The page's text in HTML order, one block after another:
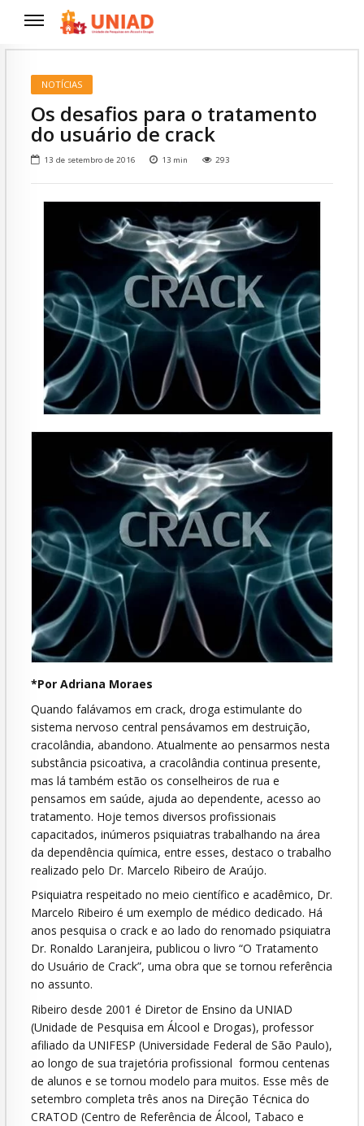
NOTÍCIAS
Os desafios para o tratamento
do usuário de crack
13 de setembro de 2016 13 min 293
*Por Adriana Moraes
Quando falávamos em crack, droga estimulante do
sistema nervoso central pensávamos em destruição,
cracolândia, abandono. Atualmente ao pensarmos nesta
substância psicoativa, a cracolândia continua presente,
mas lá também estão os conselheiros de rua e
pensamos em saúde, ajuda ao dependente, acesso ao
tratamento. Hoje temos diversos profissionais
capacitados, inúmeros psiquiatras trabalhando na área
da dependência química, entre esses, destaco o trabalho
realizado pelo Dr. Marcelo Ribeiro de Araújo.
Psiquiatra respeitado no meio científico e acadêmico, Dr.
Marcelo Ribeiro é um exemplo de médico dedicado. Há
anos pesquisa o crack e ao lado do renomado psiquiatra
Dr. Ronaldo Laranjeira, publicou o livro “O Tratamento
do Usuário de Crack”, uma obra que se tornou referência
no assunto.
Ribeiro desde 2001 é Diretor de Ensino da UNIAD
(Unidade de Pesquisa em Álcool e Drogas), professor
afiliado da UNIFESP (Universidade Federal de São Paulo),
ao longo de sua trajetória profissional formou centenas
de alunos e se tornou modelo para muitos. Esse mês de
setembro completa três anos na Direção Técnica do
CRATOD (Centro de Referência de Álcool, Tabaco e